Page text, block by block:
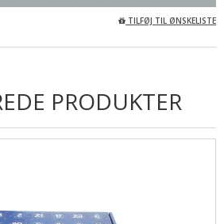
TILFØJ TIL ØNSKELISTE
PRODUKTER